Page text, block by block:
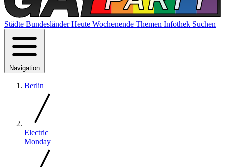
Städte BundesländerHeute Wochenende Themen Infothek Suchen
Navigation
Berlin
Electric
Monday